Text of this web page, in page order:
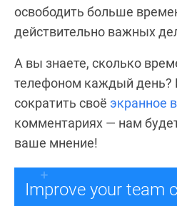
освободить больше
действительно важных
А вы знаете, сколько
телефоном каждый день?
сократить своё экранное
комментариях — нам
ваше мнение!
Improve your team